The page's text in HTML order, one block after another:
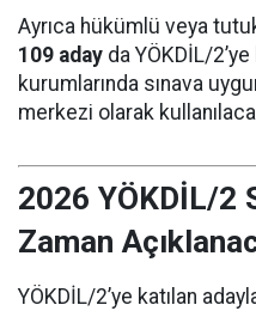
Ayrıca hükümlü veya
109 aday da YÖKDİL/
kurumlarında sınava
merkezi olarak
2026 YÖKDİL/2
Zaman
YÖKDİL/2’ye katılan